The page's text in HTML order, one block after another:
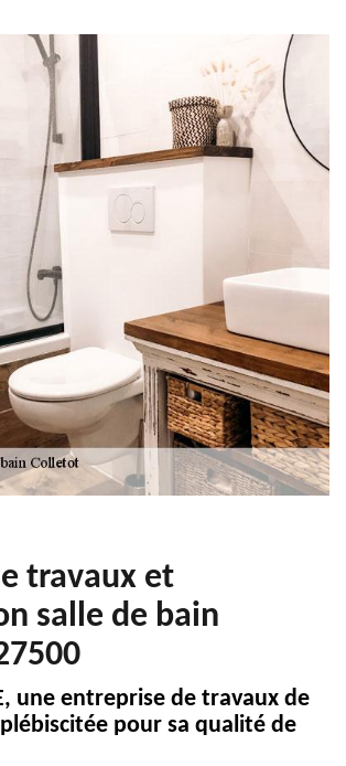
travaux et
salle de bain
une entreprise de travaux de
pour sa qualité de